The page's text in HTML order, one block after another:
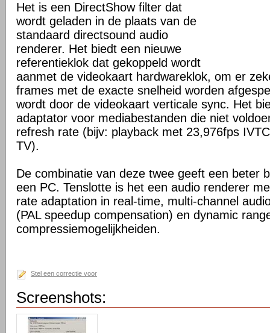
Het is een DirectShow filter dat
wordt geladen in de plaats van de
standaard directsound audio
renderer. Het biedt een nieuwe
referentieklok dat gekoppeld wordt
aanmet de videokaart hardwareklok, om er
frames met de exacte snelheid worden
wordt door de videokaart verticale sync. Het
adaptator voor mediabestanden die niet
refresh rate (bijv: playback met 23,976fps
TV).
De combinatie van deze twee geeft een beter
een PC. Tenslotte is het een audio renderer
rate adaptation in real-time, multi-channel
(PAL speedup compensation) en dynamic
compressiemogelijkheiden.
Stel een correctie voor
Screenshots: